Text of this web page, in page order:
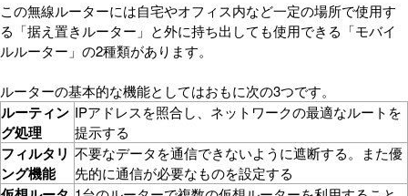
この無線ルーターには自宅やオフィス内など一定の場所で使用す
る「据え置きルーター」と外に持ち出しても使用できる「モバイ
ルルーター」の2種類があります。
ルーターの基本的な機能としてはおもに次の3つです。
ルーティン
グ処理
IPアドレスを照合し、ネットワークの最適なルートを
提示する
フィルタリ
ング機能
不要なデータを通信できないように遮断する。また優
先的に通信が必要なものを設定する